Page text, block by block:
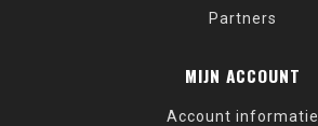
Partners
MIJN ACCOUNT
Account informatie